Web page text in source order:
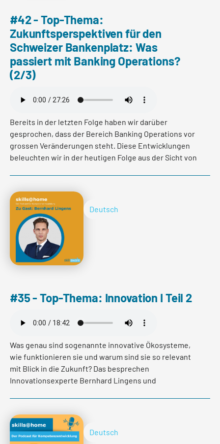
#42 - Top-Thema:
Zukunftsperspektiven für den
Schweizer Bankenplatz: Was
passiert mit Banking Operations?
(2/3)
Bereits in der letzten Folge haben wir darüber
gesprochen, dass der Bereich Banking Operations vor
grossen Veränderungen steht. Diese Entwicklungen
beleuchten wir in der heutigen Folge aus der Sicht von
Veränderungen auf die strukturellen und
organisatorischen Elemente in Banken haben.
mehr lesen
Deutsch
#35 - Top-Thema: Innovation I Teil 2
Was genau sind sogenannte innovative Ökosysteme,
wie funktionieren sie und warum sind sie so relevant
mit Blick in die Zukunft? Das besprechen
Innovationsexperte Bernhard Lingens und
Deutsch